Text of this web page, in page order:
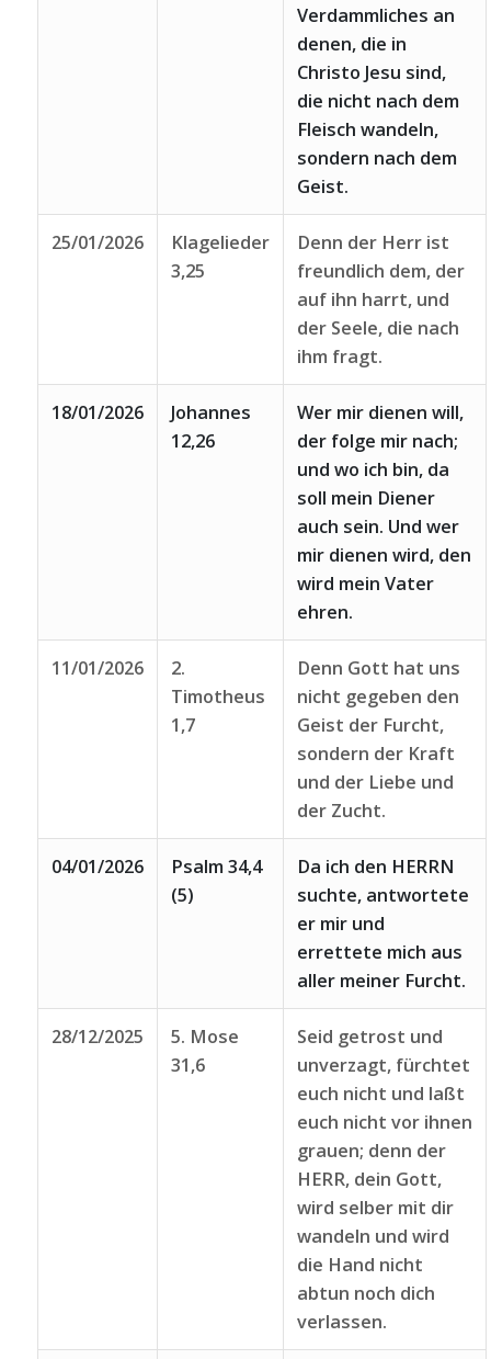
Verdammliches an
denen, die in
Christo Jesu sind,
die nicht nach dem
Fleisch wandeln,
sondern nach dem
Geist.
25/01/2026
Klagelieder
3,25
Denn der Herr ist
freundlich dem, der
auf ihn harrt, und
der Seele, die nach
ihm fragt.
18/01/2026
Johannes
12,26
Wer mir dienen will,
der folge mir nach;
und wo ich bin, da
soll mein Diener
auch sein. Und wer
mir dienen wird, den
wird mein Vater
ehren.
11/01/2026
2.
Timotheus
1,7
Denn Gott hat uns
nicht gegeben den
Geist der Furcht,
sondern der Kraft
und der Liebe und
der Zucht.
04/01/2026
Psalm 34,4
(5)
Da ich den HERRN
suchte, antwortete
er mir und
errettete mich aus
aller meiner Furcht.
28/12/2025
5. Mose
31,6
Seid getrost und
unverzagt, fürchtet
euch nicht und laßt
euch nicht vor ihnen
grauen; denn der
HERR, dein Gott,
wird selber mit dir
wandeln und wird
die Hand nicht
abtun noch dich
verlassen.